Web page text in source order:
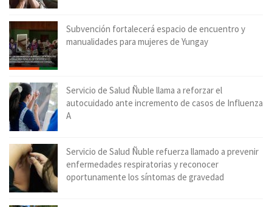
Subvención fortalecerá espacio de encuentro y
manualidades para mujeres de Yungay
Servicio de Salud Ñuble llama a reforzar el
autocuidado ante incremento de casos de Influenza
A
Servicio de Salud Ñuble refuerza llamado a prevenir
enfermedades respiratorias y reconocer
oportunamente los síntomas de gravedad